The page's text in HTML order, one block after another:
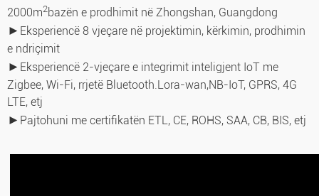
2000m2bazën e prodhimit në Zhongshan, Guangdong
► Eksperiencë 8 vjeçare në projektimin, kërkimin, prodhimin
e ndriçimit
► Eksperiencë 2-vjeçare e integrimit inteligjent IoT me
Zigbee, Wi-Fi, rrjetë Bluetooth.Lora-wan,NB-IoT, GPRS, 4G
LTE, etj
► Pajtohuni me certifikatën ETL, CE, ROHS, SAA, CB, BIS, etj